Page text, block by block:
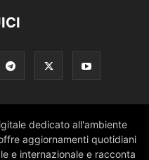
dedicato all'ambiente
aggiornamenti quotidiani
e internazionale e racconta